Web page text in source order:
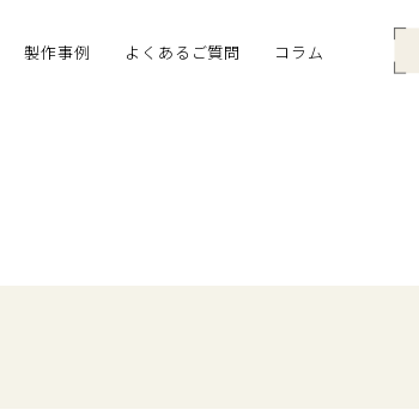
製作事例 よくあるご質問 コラム